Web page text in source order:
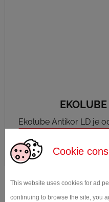
Cookie
This website uses cookies for ad
continuing to browse the site, you
Ekolube Antikor LD je